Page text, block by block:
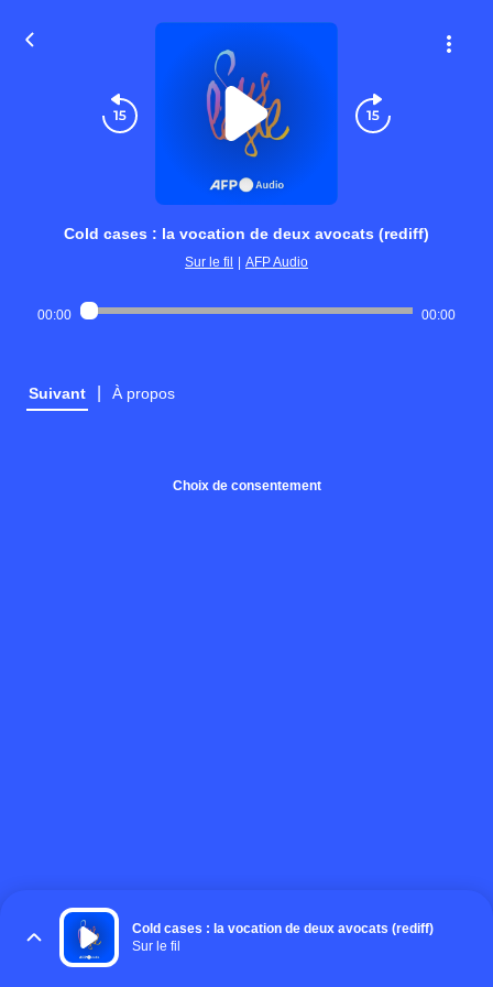
Cold cases : la vocation de deux avocats (rediff)
Sur le fil AFP Audio
00:00 00:00
Suivant À propos
Choix de consentement
Cold cases : la vocation de deux avocats (rediff)
Sur le fil